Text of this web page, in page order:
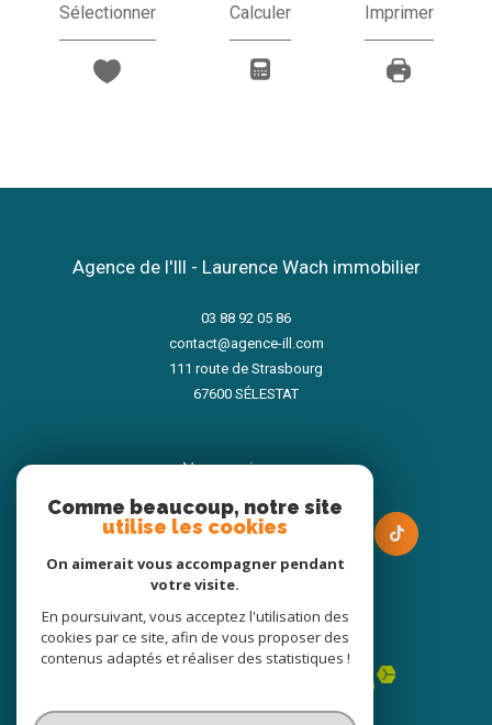
Sélectionner Calculer Imprimer
Agence de l'Ill - Laurence Wach immobilier
03 88 92 05 86
contact@agence-ill.com
111 route de Strasbourg
67600
SÉLESTAT
nous suivre sur
Adhérents
Comme beaucoup, notre site
utilise les cookies
On aimerait vous accompagner pendant
votre visite.
En poursuivant, vous acceptez l'utilisation des
cookies par ce site, afin de vous proposer des
contenus adaptés et réaliser des statistiques !